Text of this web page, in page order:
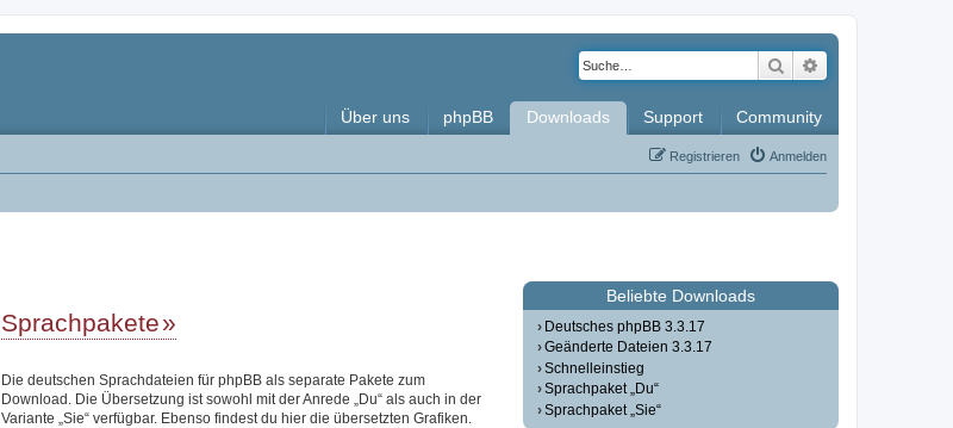
Suche
Über uns phpBB Downloads Support Community
Anmelden
Registrieren
Sprachpakete
Die deutschen Sprachdateien für phpBB als separate Pakete zum
Download. Die Übersetzung ist sowohl mit der Anrede „Du“ als auch in der
Variante „Sie“ verfügbar. Ebenso findest du hier die übersetzten Grafiken.
Beliebte Downloads
Deutsches phpBB 3.3.17
Geänderte Dateien 3.3.17
Schnelleinstieg
Sprachpaket „Du“
Sprachpaket „Sie“